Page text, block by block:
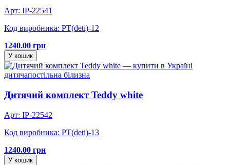
Арт: IP-22541
Код виробника: PT(deti)-12
1240.00 грн
У кошик
дитячапостільна білизна
Дитячий комплект Teddy white
Арт: IP-22542
Код виробника: PT(deti)-13
1240.00 грн
У кошик